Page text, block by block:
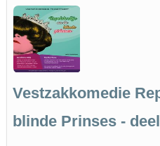
Vestzakkomedie
blinde Prinses -